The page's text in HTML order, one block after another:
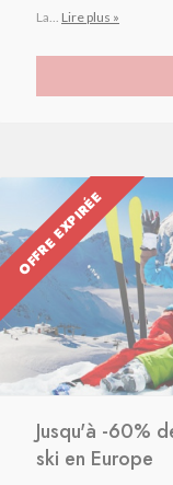
La... Lire plus »
OFFRE EXPIRÉE
Jusqu'à -60%
ski en Europe